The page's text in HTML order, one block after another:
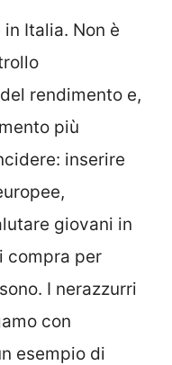
Italia. Non è
rendimento e,
più
inserire
giovani in
compra per
I nerazzurri
con
esempio di